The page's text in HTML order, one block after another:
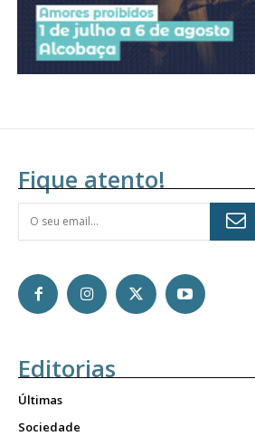
Fique atento!
Editorias
Últimas
Sociedade